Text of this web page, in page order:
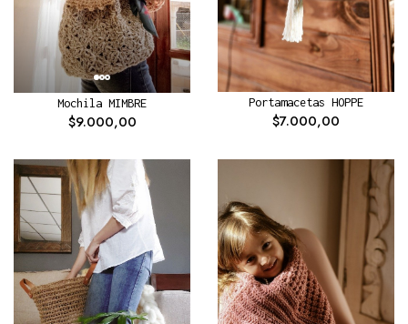
Mochila MIMBRE
$9.000,00
Portamacetas HOPPE
$7.000,00